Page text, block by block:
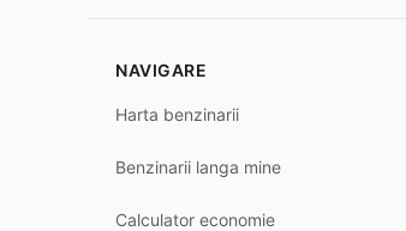
NAVIGARE
Harta benzinarii
Benzinarii langa mine
Calculator economie